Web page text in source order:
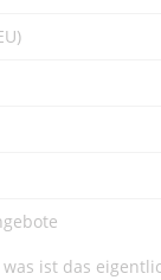
ist das